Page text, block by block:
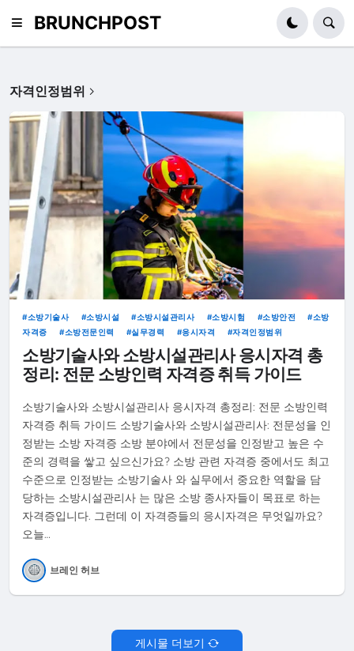
BRUNCHPOST
자격인정범위
소방기술사 소방시설 소방시설관리사 소방시험 소방안전
소방
자격증
소방전문인력 실무경력 응시자격 자격인정범위
소방기술사와 소방시설관리사 응시자격 총
정리: 전문 소방인력 자격증 취득 가이드
소방기술사와 소방시설관리사 응시자격 총정리: 전문 소방인력
자격증 취득 가이드 소방기술사와 소방시설관리사: 전문성을 인
정받는 소방 자격증 소방 분야에서 전문성을 인정받고 높은 수
준의 경력을 쌓고 싶으신가요? 소방 관련 자격증 중에서도 최고
수준으로 인정받는 소방기술사 와 실무에서 중요한 역할을 담
당하는 소방시설관리사 는 많은 소방 종사자들이 목표로 하는
자격증입니다. 그런데 이 자격증들의 응시자격은 무엇일까요?
오늘…
브레인 허브
게시물 더보기